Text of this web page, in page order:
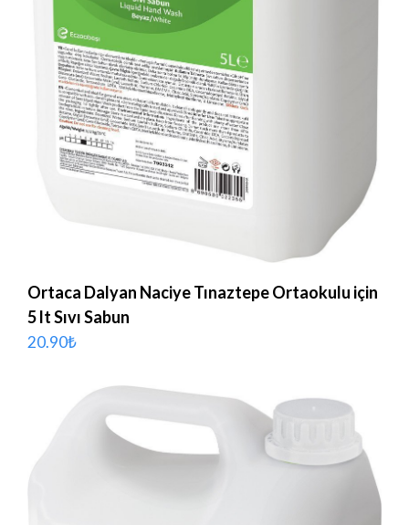
Ortaca Dalyan Naciye Tınaztepe Ortaokulu için
5 lt Sıvı Sabun
20.90₺